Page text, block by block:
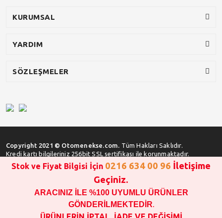
KURUMSAL
YARDIM
SÖZLEŞMELER
Copyright 2021 © Otomenekse.com. Tüm Hakları Saklıdır.
Kredi kartı bilgileriniz 256bit SSL sertifikası ile korunmaktadır.
SATIN ALMA İŞLEMİ YAPMADAN ÖNCE
STOK VE FİYAT BİLGİSİ ALINIZ !!!
1000 TL VE ÜSTÜ SİPARİŞ VERİLEBİLİR!!!
Stok ve Fiyat Bilgisi İçin 0216 634 00 96 İletişime
Geçiniz.
ARACINIZ İLE %100 UYUMLU ÜRÜNLER
GÖNDERİLMEKTEDİR.